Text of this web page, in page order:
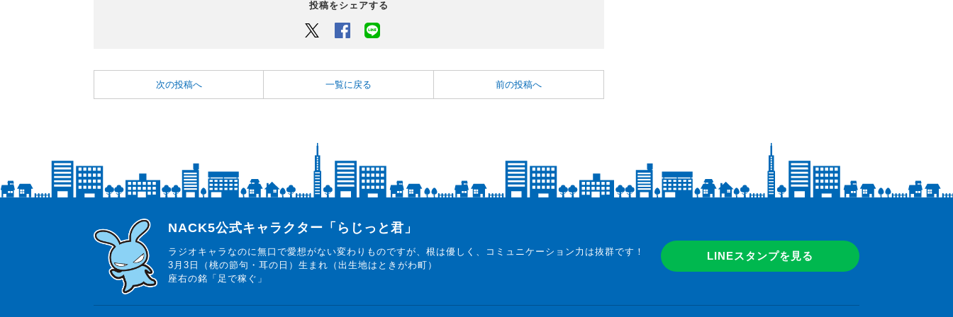
投稿をシェアする
Twitter Facebook
次の投稿へ 一覧に戻る 前の投稿へ
らじっと君
NACK5公式キャラクター「らじっと君」
ラジオキャラなのに無口で愛想がない変わりものですが、根は優しく、コミュニケーション力は抜群です！
3月3日（桃の節句・耳の日）生まれ（出生地はときがわ町）
座右の銘「足で稼ぐ」
LINEスタンプを見る